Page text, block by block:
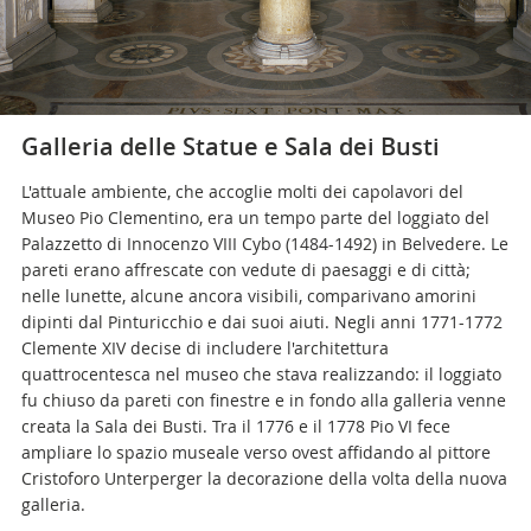
musei@scv.va
Galleria delle Statue e Sala dei Busti
L'attuale ambiente, che accoglie molti dei capolavori del
Museo Pio Clementino, era un tempo parte del loggiato del
Palazzetto di Innocenzo VIII Cybo (1484-1492) in Belvedere. Le
pareti erano affrescate con vedute di paesaggi e di città;
nelle lunette, alcune ancora visibili, comparivano amorini
dipinti dal Pinturicchio e dai suoi aiuti. Negli anni 1771-1772
Clemente XIV decise di includere l'architettura
quattrocentesca nel museo che stava realizzando: il loggiato
fu chiuso da pareti con finestre e in fondo alla galleria venne
creata la Sala dei Busti. Tra il 1776 e il 1778 Pio VI fece
ampliare lo spazio museale verso ovest affidando al pittore
Cristoforo Unterperger la decorazione della volta della nuova
galleria.